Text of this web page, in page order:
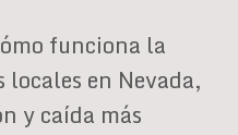
funciona la
en Nevada,
y caída más